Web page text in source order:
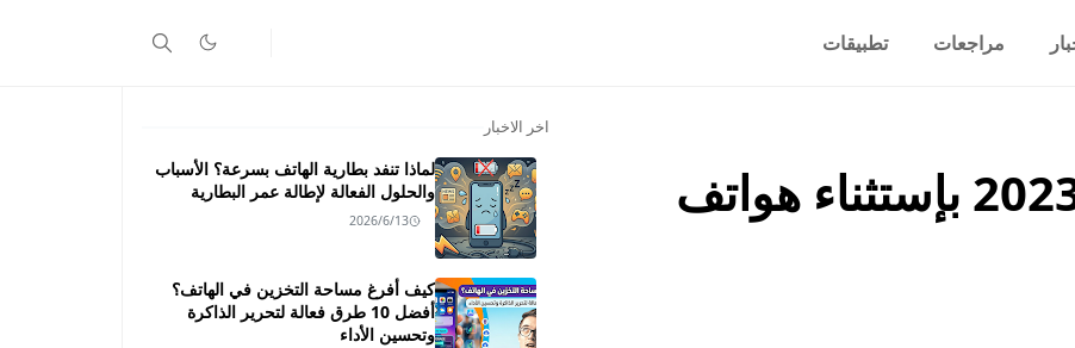
مراجعات تطبيقات
أفضل الهواتف لعام 2023 بإستثناء هواتف
اخر الاخبار
لماذا تنفد بطارية الهاتف بسرعة؟ الأسباب
والحلول الفعالة لإطالة عمر البطارية
2026/6/13
كيف أفرغ مساحة التخزين في الهاتف؟
أفضل 10 طرق فعالة لتحرير الذاكرة
وتحسين الأداء